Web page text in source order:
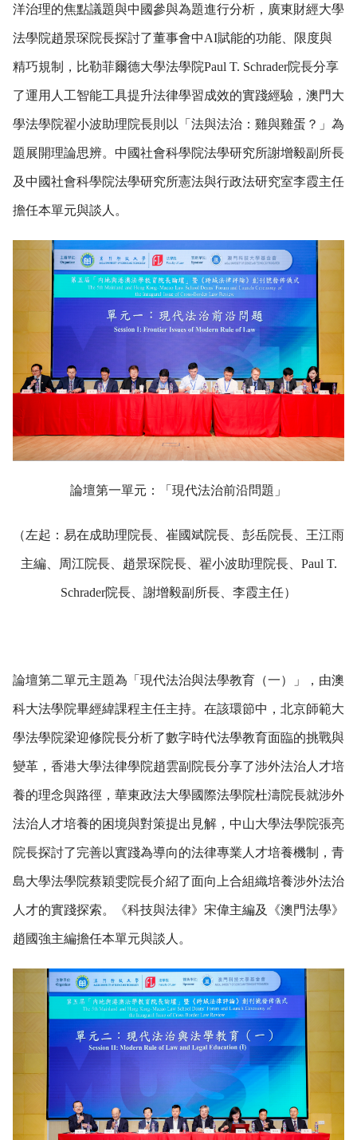
洋治理的焦點議題與中國參與為題進行分析，廣東財經大學
法學院趙景琛院長探討了董事會中AI賦能的功能、限度與
精巧規制，比勒菲爾德大學法學院Paul T. Schrader院長分享
了運用人工智能工具提升法律學習成效的實踐經驗，澳門大
學法學院翟小波助理院長則以「法與法治：雞與雞蛋？」為
題展開理論思辨。中國社會科學院法學研究所謝增毅副所長
及中國社會科學院法學研究所憲法與行政法研究室李霞主任
擔任本單元與談人。
論壇第一單元：「現代法治前沿問題」
（左起：易在成助理院長、崔國斌院長、彭岳院長、王江雨
主編、周江院長、趙景琛院長、翟小波助理院長、Paul T.
Schrader院長、謝增毅副所長、李霞主任）
論壇第二單元主題為「現代法治與法學教育（一）」，由澳
科大法學院畢經緯課程主任主持。在該環節中，北京師範大
學法學院梁迎修院長分析了數字時代法學教育面臨的挑戰與
變革，香港大學法律學院趙雲副院長分享了涉外法治人才培
養的理念與路徑，華東政法大學國際法學院杜濤院長就涉外
法治人才培養的困境與對策提出見解，中山大學法學院張亮
院長探討了完善以實踐為導向的法律專業人才培養機制，青
島大學法學院蔡穎雯院長介紹了面向上合組織培養涉外法治
人才的實踐探索。《科技與法律》宋偉主編及《澳門法學》
趙國強主編擔任本單元與談人。